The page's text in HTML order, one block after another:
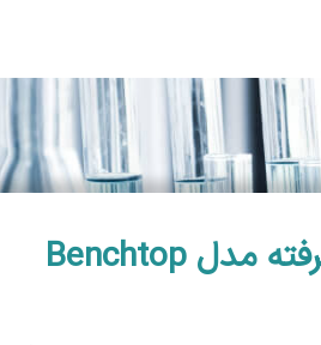
pHمتر رومیزی پیشرفته مدل Benchtop